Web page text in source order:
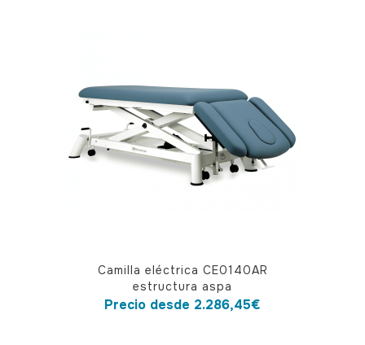
Camilla eléctrica CE0140AR
estructura aspa
Precio desde 2.286,45€